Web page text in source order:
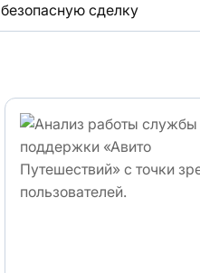
безопасную сделку